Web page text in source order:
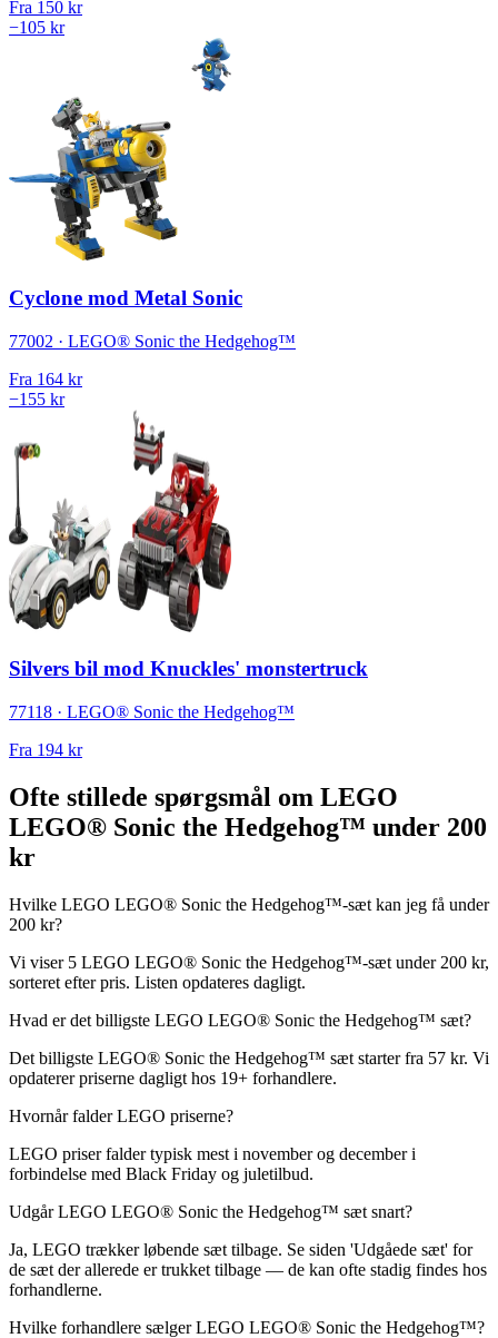
Fra 150 kr
−105 kr
Cyclone mod Metal Sonic
77002 · LEGO® Sonic the Hedgehog™
Fra 164 kr
−155 kr
Silvers bil mod Knuckles' monstertruck
77118 · LEGO® Sonic the Hedgehog™
Fra 194 kr
Ofte stillede spørgsmål om LEGO
LEGO® Sonic the Hedgehog™ under 200
kr
Hvilke LEGO LEGO® Sonic the Hedgehog™-sæt kan jeg få under
200 kr?
Vi viser 5 LEGO LEGO® Sonic the Hedgehog™-sæt under 200 kr,
sorteret efter pris. Listen opdateres dagligt.
Hvad er det billigste LEGO LEGO® Sonic the Hedgehog™ sæt?
Det billigste LEGO® Sonic the Hedgehog™ sæt starter fra 57 kr. Vi
opdaterer priserne dagligt hos 19+ forhandlere.
Hvornår falder LEGO priserne?
LEGO priser falder typisk mest i november og december i
forbindelse med Black Friday og juletilbud.
Udgår LEGO LEGO® Sonic the Hedgehog™ sæt snart?
Ja, LEGO trækker løbende sæt tilbage. Se siden 'Udgåede sæt' for
de sæt der allerede er trukket tilbage — de kan ofte stadig findes hos
forhandlerne.
Hvilke forhandlere sælger LEGO LEGO® Sonic the Hedgehog™?